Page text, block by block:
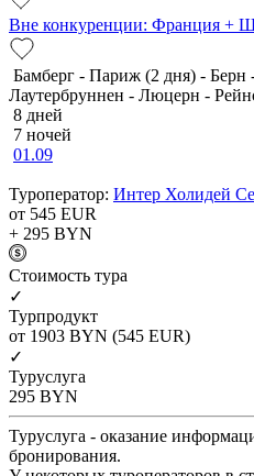
Вне конкуренции: Франция +
Бамберг - Париж (2 дня) - Берн
Лаутербруннен - Люцерн -
8 дней
7 ночей
01.09
Туроператор: Интер Холидей
от 545 EUR
+ 295 BYN
Cтоимость тура
✓
Турпродукт
от 1903 BYN (545 EUR)
✓
Туруслуга
295 BYN
Туруслуга - оказание
бронирования.